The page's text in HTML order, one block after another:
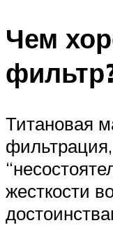
Чем
Титановая
жесткости